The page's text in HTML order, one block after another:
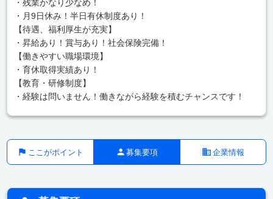
・残業かなり少なめ！
・月9日休み！半日有休制度あり！
【待遇、福利厚生が充実】
・昇給あり！賞与あり！社会保険完備！
【働きやすい職場環境】
・育休取得実績あり！
【教育・研修制度】
・経験は問いません！働きながら経験を積むチャンスです！
ここがポイント 募集要項 企業情報